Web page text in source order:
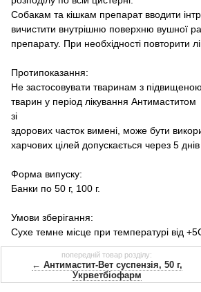
Собакам та кішкам препарат вводити
вичистити внутрішню поверхню вушної
препарату. При необхідності повторити
Протипоказання:
Не застосовувати тваринам з підвищеною
тварин у період лікування Антимаститом
зі
здорових часток вимені, може бути
харчових цілей допускається через 5
Форма випуску:
Банки по 50 г, 100 г.
Умови зберігання:
Сухе темне місце при температурі від
попередній товар розділу:
← Антимастит-Вет суспензія, 50 г,
Укрветбіофарм